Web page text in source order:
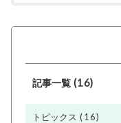
記事一覧 (16)
トピックス (16)